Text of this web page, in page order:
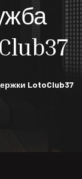
LotoClub37